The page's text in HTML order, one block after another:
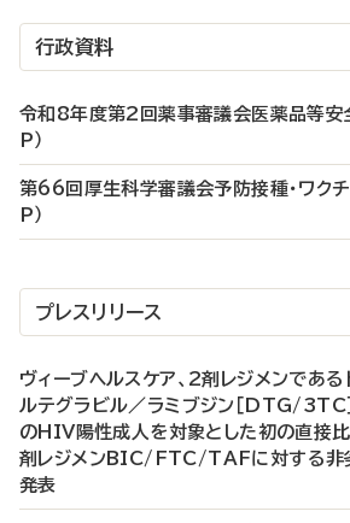
行政資料
令和8年度第2回薬事審議会医薬品等安
P）
第66回厚生科学審議会予防接種・ワクチ
P）
プレスリリース
ヴィーブヘルスケア、2剤レジメンである
ルテグラビル／ラミブジン［DTG/3TC
のHIV陽性成人を対象とした初の直接
剤レジメンBIC/FTC/TAFに対する非
発表